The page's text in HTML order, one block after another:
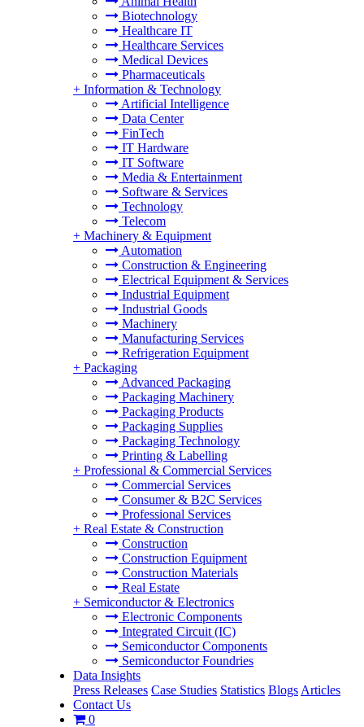
Biotechnology
Healthcare IT
Healthcare Services
Medical Devices
Pharmaceuticals
+ Information & Technology
Artificial Intelligence
Data Center
FinTech
IT Hardware
IT Software
Media & Entertainment
Software & Services
Technology
Telecom
+ Machinery & Equipment
Automation
Construction & Engineering
Electrical Equipment & Services
Industrial Equipment
Industrial Goods
Machinery
Manufacturing Services
Refrigeration Equipment
+ Packaging
Advanced Packaging
Packaging Machinery
Packaging Products
Packaging Supplies
Packaging Technology
Printing & Labelling
+ Professional & Commercial Services
Commercial Services
Consumer & B2C Services
Professional Services
+ Real Estate & Construction
Construction
Construction Equipment
Construction Materials
Real Estate
+ Semiconductor & Electronics
Electronic Components
Integrated Circuit (IC)
Semiconductor Components
Semiconductor Foundries
Data Insights
Press Releases Case Studies Statistics Blogs Articles
Contact Us
0